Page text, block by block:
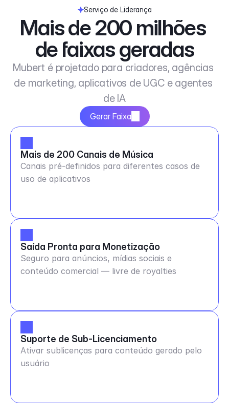
Serviço de Liderança
Mais de 200 milhões
de faixas geradas
Mubert é projetado para criadores, agências
de marketing, aplicativos de UGC e agentes
de IA
Gerar Faixa
Mais de 200 Canais de Música
Canais pré-definidos para diferentes casos de
uso de aplicativos
Saída Pronta para Monetização
Seguro para anúncios, mídias sociais e
conteúdo comercial — livre de royalties
Suporte de Sub-Licenciamento
Ativar sublicenças para conteúdo gerado pelo
usuário